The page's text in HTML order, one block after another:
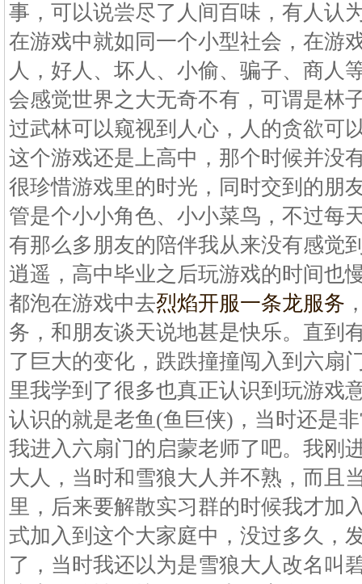
事，可以说尝尽了人间百味，有人认
在游戏中就如同一个小型社会，在游
人，好人、坏人、小偷、骗子、商人
会感觉世界之大无奇不有，可谓是林
过武林可以窥视到人心，人的贪欲可
这个游戏还是上高中，那个时候并没
很珍惜游戏里的时光，同时交到的朋
管是个小小角色、小小菜鸟，不过每
有那么多朋友的陪伴我从来没有感觉
逍遥，高中毕业之后玩游戏的时间也
都泡在游戏中去烈焰开服一条龙服务
务，和朋友谈天说地甚是快乐。直到
了巨大的变化，跌跌撞撞闯入到六扇
里我学到了很多也真正认识到玩游戏
认识的就是老鱼(鱼巨侠)，当时还是
我进入六扇门的启蒙老师了吧。我刚
大人，当时和雪狼大人并不熟，而且
里，后来要解散实习群的时候我才加
式加入到这个大家庭中，没过多久，
了，当时我还以为是雪狼大人改名叫